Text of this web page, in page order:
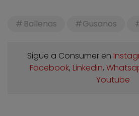
Ballenas Gusanos
Sigue a Consumer en
Facebook, Linkedin,
Youtube